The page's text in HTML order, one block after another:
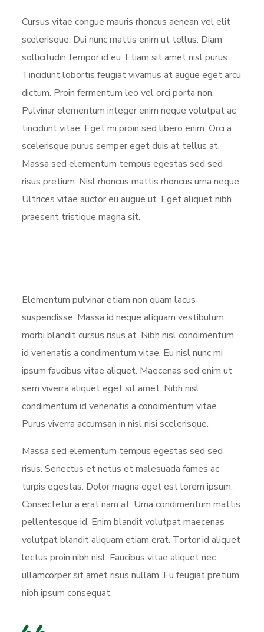
Cursus vitae congue mauris rhoncus aenean vel elit
scelerisque. Dui nunc mattis enim ut tellus. Diam
sollicitudin tempor id eu. Etiam sit amet nisl purus.
Tincidunt lobortis feugiat vivamus at augue eget arcu
dictum. Proin fermentum leo vel orci porta non.
Pulvinar elementum integer enim neque volutpat ac
tincidunt vitae. Eget mi proin sed libero enim. Orci a
scelerisque purus semper eget duis at tellus at.
Massa sed elementum tempus egestas sed sed
risus pretium. Nisl rhoncus mattis rhoncus urna neque.
Ultrices vitae auctor eu augue ut. Eget aliquet nibh
praesent tristique magna sit.
Elementum pulvinar etiam non quam lacus
suspendisse. Massa id neque aliquam vestibulum
morbi blandit cursus risus at. Nibh nisl condimentum
id venenatis a condimentum vitae. Eu nisl nunc mi
ipsum faucibus vitae aliquet. Maecenas sed enim ut
sem viverra aliquet eget sit amet. Nibh nisl
condimentum id venenatis a condimentum vitae.
Purus viverra accumsan in nisl nisi scelerisque.
Massa sed elementum tempus egestas sed sed
risus. Senectus et netus et malesuada fames ac
turpis egestas. Dolor magna eget est lorem ipsum.
Consectetur a erat nam at. Urna condimentum mattis
pellentesque id. Enim blandit volutpat maecenas
volutpat blandit aliquam etiam erat. Tortor id aliquet
lectus proin nibh nisl. Faucibus vitae aliquet nec
ullamcorper sit amet risus nullam. Eu feugiat pretium
nibh ipsum consequat.